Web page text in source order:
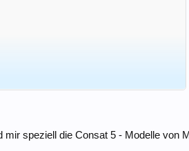
speziell die Consat 5 - Modelle von